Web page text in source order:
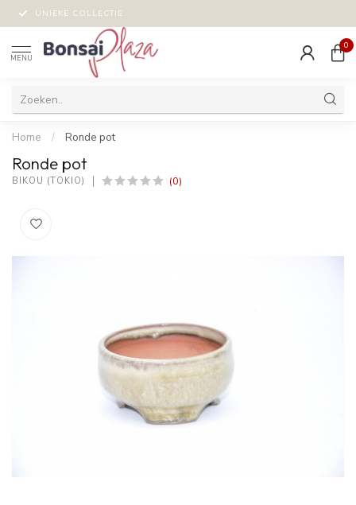
UNIEKE COLLECTIE
MENU
0
Home / Ronde pot
Ronde pot
BIKOU (TOKIO) (0)